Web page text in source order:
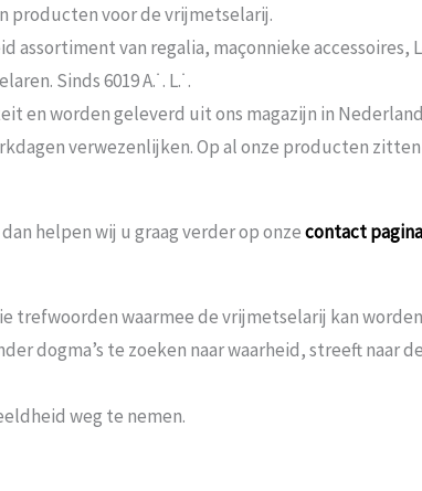
producten voor de vrijmetselarij.
assortiment van regalia, maçonnieke accessoires,
Sinds 6019 A.˙. L.˙.
en worden geleverd uit ons magazijn in
verwezenlijken. Op al onze producten
helpen wij u graag verder op onzecontact
trefwoorden waarmee de vrijmetselarij kan
dogma’s te zoeken naar waarheid, streeft naar
weg te nemen.